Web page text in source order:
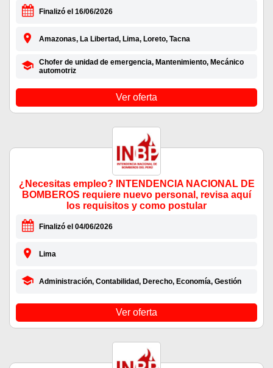
Finalizó el 16/06/2026
Amazonas, La Libertad, Lima, Loreto, Tacna
Chofer de unidad de emergencia, Mantenimiento, Mecánico
automotriz
Ver oferta
¿Necesitas empleo? INTENDENCIA NACIONAL DE
BOMBEROS requiere nuevo personal, revisa aquí
los requisitos y como postular
Finalizó el 04/06/2026
Lima
Administración, Contabilidad, Derecho, Economía, Gestión
Ver oferta